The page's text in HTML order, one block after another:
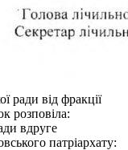
ради від фракції
розповіла:
вдруге
патріархату: